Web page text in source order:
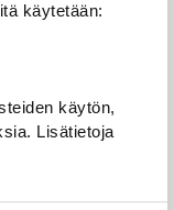
käytetään:
käytön,
Lisätietoja